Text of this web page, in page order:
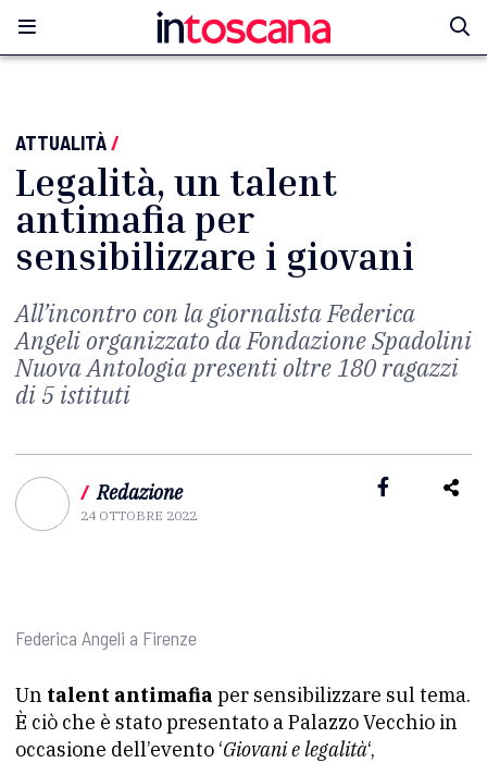
ATTUALITÀ/
Legalità, un talent
antimafia per
sensibilizzare i giovani
All’incontro con la giornalista Federica
Angeli organizzato da Fondazione Spadolini
Nuova Antologia presenti oltre 180 ragazzi
di 5 istituti
/ Redazione
24 OTTOBRE 2022
Federica Angeli a Firenze
Un talent antimafia per sensibilizzare sul tema.
È ciò che è stato presentato a Palazzo Vecchio in
occasione dell’evento ‘Giovani e legalità‘,